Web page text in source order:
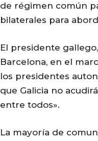
de régimen común
bilaterales para
El presidente
Barcelona, en el
los presidentes
que Galicia no
entre todos».
La mayoría de